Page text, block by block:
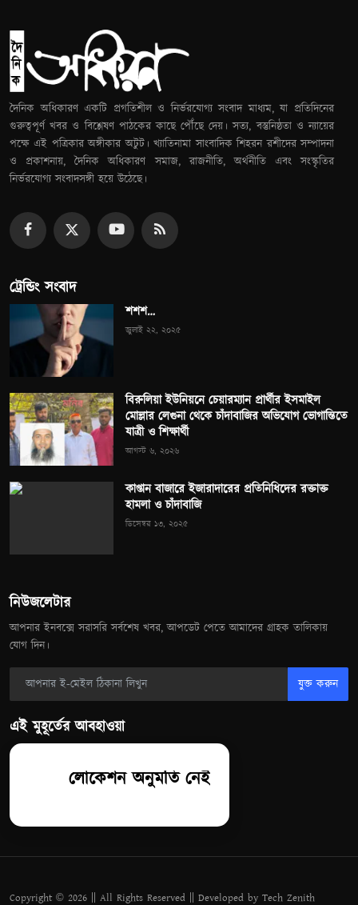
দৈনিক অধিকারণ একটি প্রগতিশীল ও নির্ভরযোগ্য সংবাদ মাধ্যম, যা প্রতিদিনের
গুরুত্বপূর্ণ খবর ও বিশ্লেষণ পাঠকের কাছে পৌঁছে দেয়। সত্য, বস্তুনিষ্ঠতা ও ন্যায়ের
পক্ষে এই পত্রিকার অঙ্গীকার অটুট। খ্যাতিনামা সাংবাদিক শিহরন রশীদের সম্পাদনা
ও প্রকাশনায়, দৈনিক অধিকারণ সমাজ, রাজনীতি, অর্থনীতি এবং সংস্কৃতির
নির্ভরযোগ্য সংবাদসঙ্গী হয়ে উঠেছে।
ট্রেন্ডিং সংবাদ
শশশ…
জুলাই ২২, ২০২৫
বিরুলিয়া ইউনিয়নে চেয়ারম্যান প্রার্থীর ইসমাইল
মোল্লার লেগুনা থেকে চাঁদাবাজির অভিযোগ ভোগান্তিতে
যাত্রী ও শিক্ষার্থী
আগস্ট ৬, ২০২৬
কাপ্তান বাজারে ইজারাদারের প্রতিনিধিদের রক্তাক্ত
হামলা ও চাঁদাবাজি
ডিসেম্বর ১৩, ২০২৫
নিউজলেটার
আপনার ইনবক্সে সরাসরি সর্বশেষ খবর, আপডেট পেতে আমাদের গ্রাহক তালিকায়
যোগ দিন।
যুক্ত করুন
এই মুহূর্তের আবহাওয়া
লোকেশন অনুমতি নেই
Copyright © 2026 || All Rights Reserved || Developed by Tech Zenith